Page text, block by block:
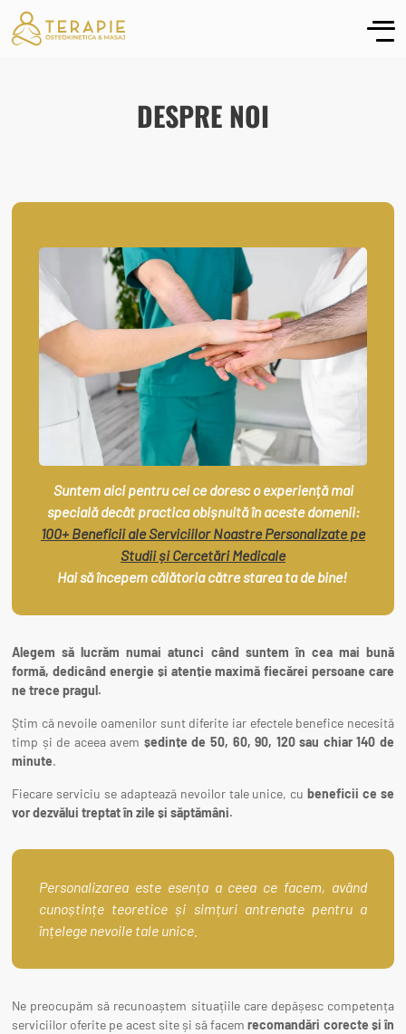
DESPRE NOI
Suntem aici pentru cei ce doresc o experiență mai
specială decât practica obișnuită în aceste domenii:
100+ Beneficii ale Serviciilor Noastre Personalizate pe
Studii și Cercetări Medicale
Hai să începem călătoria către starea ta de bine!
Alegem să lucrăm numai atunci când suntem în cea mai bună
formă, dedicând energie și atenție maximă fiecărei persoane care
ne trece pragul.
Știm că nevoile oamenilor sunt diferite iar efectele benefice necesită
timp și de aceea avem ședințe de 50, 60, 90, 120 sau chiar 140 de
minute.
Fiecare serviciu se adaptează nevoilor tale unice, cubeneficii ce se
vor dezvălui treptat în zile și săptămâni.
Personalizarea este esența a ceea ce facem, având
cunoștințe teoretice și simțuri antrenate pentru a
înțelege nevoile tale unice.
Ne preocupăm să recunoaștem situațiile care depășesc competența
serviciilor oferite pe acest site și să facemrecomandări corecte și în